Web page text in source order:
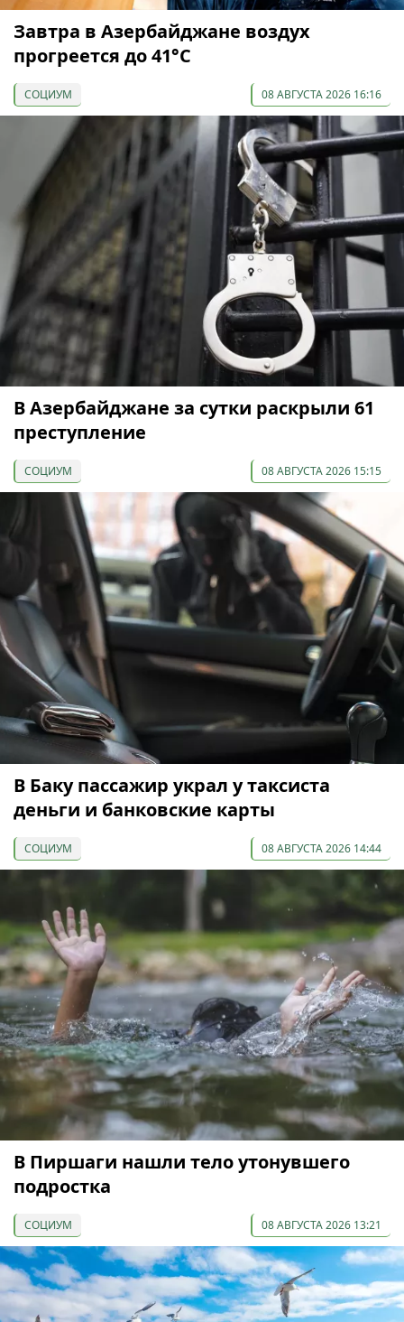
Завтра в Азербайджане воздух
прогреется до 41°С
СОЦИУМ 08 АВГУСТА 2026 16:16
В Азербайджане за сутки раскрыли 61
преступление
СОЦИУМ 08 АВГУСТА 2026 15:15
В Баку пассажир украл у таксиста
деньги и банковские карты
СОЦИУМ 08 АВГУСТА 2026 14:44
В Пиршаги нашли тело утонувшего
подростка
СОЦИУМ 08 АВГУСТА 2026 13:21